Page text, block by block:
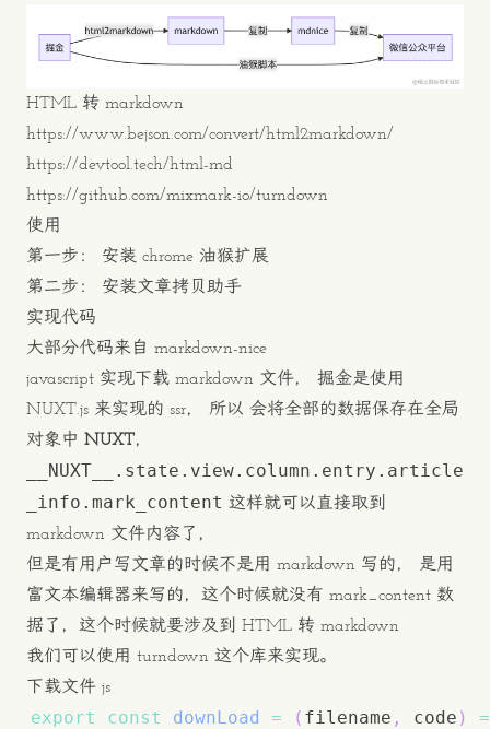
HTML 转 markdown
https://www.bejson.com/convert/html2markdown/
https://devtool.tech/html-md
https://github.com/mixmark-io/turndown
使用
第一步： 安装 chrome 油猴扩展
第二步： 安装文章拷贝助手
实现代码
大部分代码来自 markdown-nice
javascript 实现下载 markdown 文件， 掘金是使用
NUXT.js 来实现的 ssr， 所以 会将全部的数据保存在全局
对象中 NUXT，
__NUXT__.state.view.column.entry.article
_info.mark_content 这样就可以直接取到
markdown 文件内容了，
但是有用户写文章的时候不是用 markdown 写的， 是用
富文本编辑器来写的，这个时候就没有 mark_content 数
据了，这个时候就要涉及到 HTML 转 markdown
我们可以使用 turndown 这个库来实现。
下载文件 js
export const downLoad = ( filename , code )